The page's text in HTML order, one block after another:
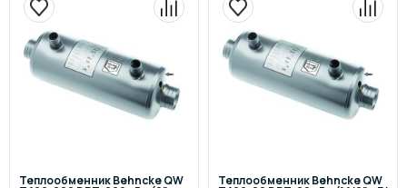
Теплообменник Behncke QW Теплообменник Behncke QW